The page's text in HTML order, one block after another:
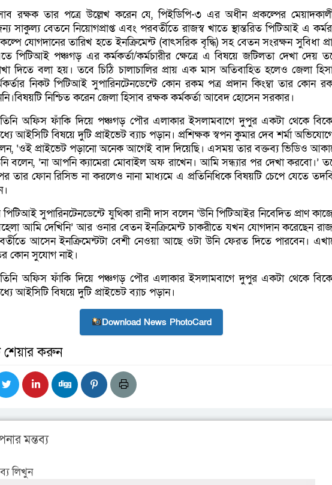
রক্ষক তার পত্রে উল্লেখ করেন যে, পিইডিপি-৩ এর অধীন প্রকল্পের
সাকুল্য বেতনে নিয়োগপ্রাপ্ত এবং পরবর্তীতে রাজস্ব খাতে স্থান্তরিত পিটিআই এ
যোগদানের তারিখ হতে ইনক্রিমেন্ট (বাৎসরিক বৃদ্ধি) সহ বেতন সংরক্ষন সুবিধা
পিটিআই পঞ্চগড় এর কর্মকর্তা/কর্মচারীর ক্ষেত্রে এ বিষয়ে জটিলতা দেখা দেয়
দিতে বলা হয়। তবে চিঠি চালাচালির প্রায় এক মাস অতিবাহিত হলেও জেলা
নিকট পিটিআই সুপারিনটেনডেন্টে কোন রকম পত্র প্রদান কিংম্বা তার কোন
নিশ্চিত করেন জেলা হিসাব রক্ষক কর্মকর্তা আবেদ হোসেন সরকার।
অফিস ফাঁকি দিয়ে পঞ্চগড় পৌর এলাকার ইসলামবাগে দুপুর একটা থেকে
আইসিটি বিষয়ে দুটি প্রাইভেট ব্যাচ পড়ান। প্রশিক্ষক স্বপন কুমার দেব শর্মা
‘ওই প্রাইভেট পড়ানো অনেক আগেই বাদ দিয়েছি। এসময় তার বক্তব্য ভিডিও
বলেন, ‘না আপনি ক্যামেরা মোবাইল অফ রাখেন। আমি সন্ধ্যার পর দেখা করবো।’
তার ফোন রিসিভ না করলেও নানা মাধ্যমে এ প্রতিনিধিকে বিষয়টি চেপে যেতে
পিটিআই সুপারিনটেনডেন্টে যুথিকা রানী দাস বলেন ‘উনি পিটিআইর নিবেদিত প্রাণ
আমি দেখিনি’ আর ওনার বেতন ইনক্রিমেন্ট চাকরীতে যখন যোগদান করেছেন
আসেন ইনক্রিমেন্টটা বেশী নেওয়া আছে ওটা উনি ফেরত দিতে পারবেন।
কোন সুযোগ নাই।
অফিস ফাঁকি দিয়ে পঞ্চগড় পৌর এলাকার ইসলামবাগে দুপুর একটা থেকে
আইসিটি বিষয়ে দুটি প্রাইভেট ব্যাচ পড়ান।
Download News PhotoCard
শেয়ার করুন
মন্তব্য
লিখুন